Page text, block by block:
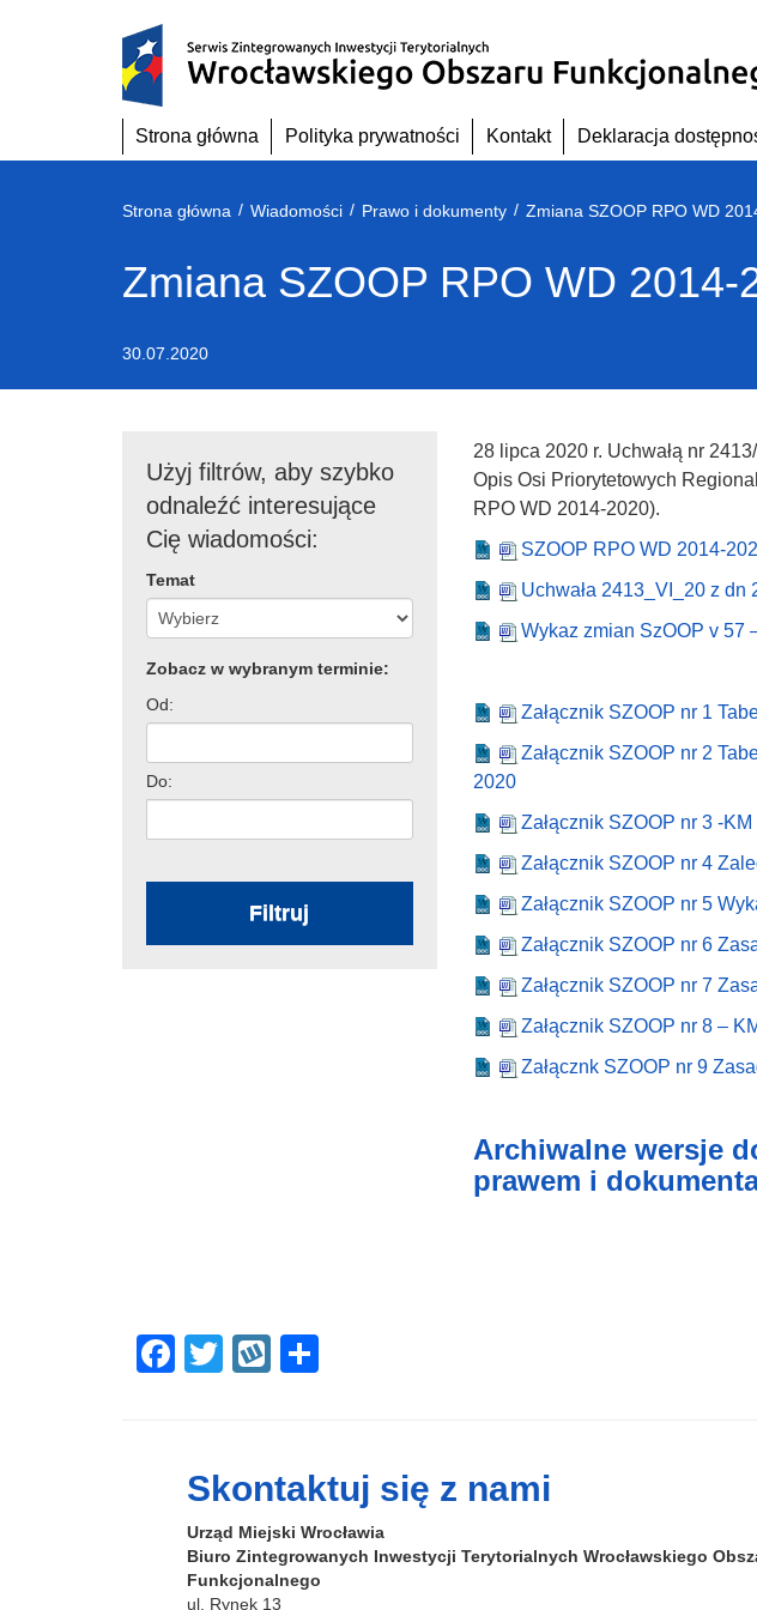
Strona główna Polityka prywatności Kontakt Deklaracja
Strona główna / Wiadomości / Prawo i dokumenty / Zmiana SZOOP RPO WD
Zmiana SZOOP RPO WD 2014-
30.07.2020
Użyj filtrów, aby szybko
odnaleźć interesujące
Cię wiadomości:
Temat
Zobacz w wybranym terminie:
Od:
Do:
Filtruj
28 lipca 2020 r. Uchwałą nr
Opis Osi Priorytetowych
RPO WD 2014-2020).
SZOOP RPO WD 2014-
Uchwała 2413_VI_20 z dn
Wykaz zmian SzOOP v 57
Załącznik SZOOP nr 1
Załącznik SZOOP nr 2
2020
Załącznik SZOOP nr 3 -
Załącznik SZOOP nr 4
Załącznik SZOOP nr 5
Załącznik SZOOP nr 6
Załącznik SZOOP nr 7
Załącznik SZOOP nr 8 –
Załącznk SZOOP nr 9
Archiwalne wersje
prawem i
F
e
b
o
o
T
W
p
e
Skontaktuj się z nami
Urząd Miejski Wrocławia
Biuro Zintegrowanych Inwestycji Terytorialnych Wrocławskiego
Funkcjonalnego
ul. Rynek 13